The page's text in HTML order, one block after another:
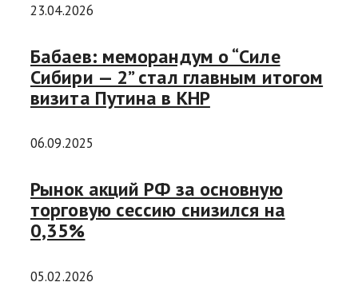
23.04.2026
Бабаев: меморандум о “Силе
Сибири — 2” стал главным итогом
визита Путина в КНР
06.09.2025
Рынок акций РФ за основную
торговую сессию снизился на
0,35%
05.02.2026